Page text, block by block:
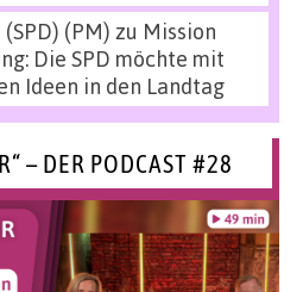
(PM) zu Mission
Die SPD möchte mit
Ideen in den Landtag
– DER PODCAST #28